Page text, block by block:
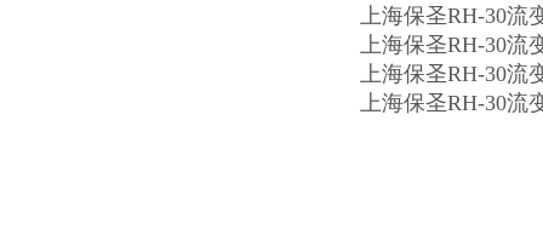
上海保圣RH-30流
上海保圣RH-30流
上海保圣RH-30流
上海保圣RH-30流